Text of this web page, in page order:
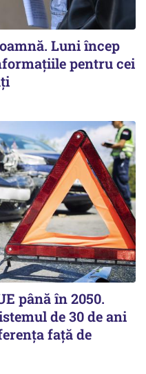
Luni încep
pentru cei
până în 2050.
de 30 de ani
faţă de